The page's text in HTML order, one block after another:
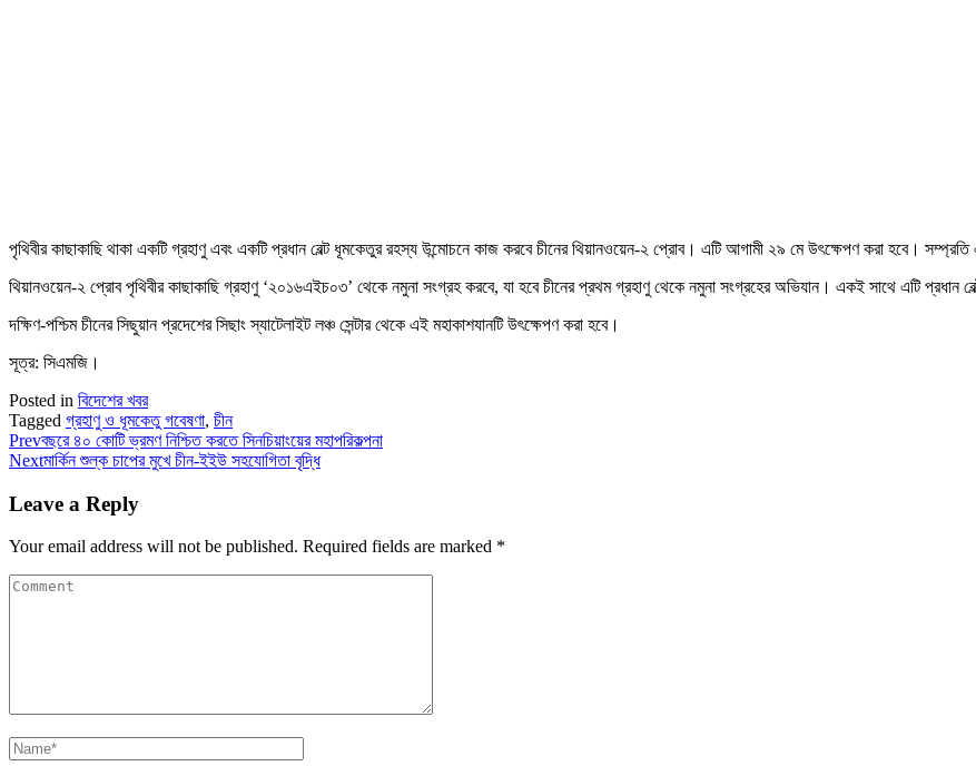
পৃথিবীর কাছাকাছি থাকা একটি গ্রহাণু এবং একটি প্রধান বেল্ট ধূমকেতুর রহস্য উন্মোচনে কাজ করবে চীনের থিয়ানওয়েন-২ প্রোব। এটি আগামী ২৯ মে উৎক্ষেপণ করা হবে।
থিয়ানওয়েন-২ প্রোব পৃথিবীর কাছাকাছি গ্রহাণু ‘২০১৬এইচ০৩’ থেকে নমুনা সংগ্রহ করবে, যা হবে চীনের প্রথম গ্রহাণু থেকে নমুনা সংগ্রহের অভিযান। একই সাথে এটি প্রধান
দক্ষিণ-পশ্চিম চীনের সিছুয়ান প্রদেশের সিছাং স্যাটেলাইট লঞ্চ সেন্টার থেকে এই মহাকাশযানটি উৎক্ষেপণ করা হবে।
সূত্র: সিএমজি।
Posted in বিদেশের খবর
Tagged গ্রহাণু ও ধূমকেতু গবেষণা, চীন
Prevবছরে ৪০ কোটি ভ্রমণ নিশ্চিত করতে সিনচিয়াংয়ের মহাপরিকল্পনা
Nextমার্কিন শুল্ক চাপের মুখে চীন-ইইউ সহযোগিতা বৃদ্ধি
Leave a Reply
Your email address will not be published. Required fields are marked *